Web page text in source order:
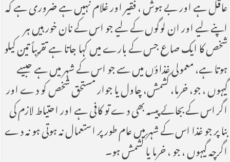
اپنے لیے اور ان لوگوں کے لیے جو اس کے نان خور ہیں ہر
شخص کا ایک صاع جس کے بارے میں کہا جاتا ہے تقریباً تین کیلو
ہوتا ہے، معمولی غذاؤں میں سے جو اس کے شہر میں ہے جیسے
گیہوں ، جو، خرما، کشمش، چاول یا جوار مستحق شخص کو دے اور
اگر اس کے بجائے پیسہ بھی دے تو کافی ہے اور احتیاط لازم کی
بنا پر جو غذا اس کے شہر میں عام طور پر استعمال نہ ہوتی ہو نہ دے
اگرچہ گیہوں ، جو ، خرما یا کشمش ہو۔